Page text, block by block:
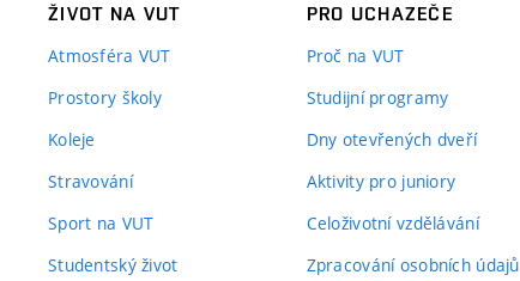
ŽIVOT NA VUT
Atmosféra VUT
Prostory školy
Koleje
Stravování
Sport na VUT
Studentský život
PRO UCHAZEČE
Proč na VUT
Studijní programy
Dny otevřených dveří
Aktivity pro juniory
Celoživotní vzdělávání
Zpracování osobních údajů